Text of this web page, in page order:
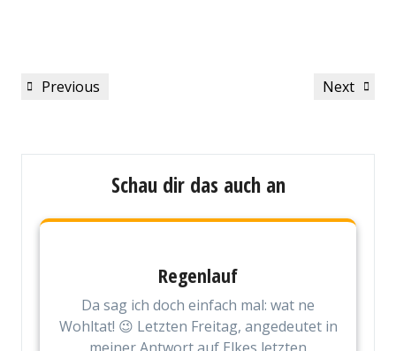
Beitragsnavigation
Previous
Previous
Next
Next
Schau dir das auch an
Regenlauf
Da sag ich doch einfach mal: wat ne
Wohltat! 😉 Letzten Freitag, angedeutet in